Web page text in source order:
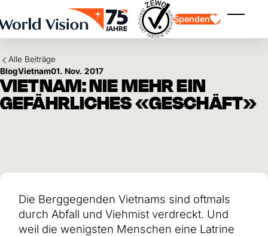
Spenden
Patenschaft für Kinder in Not
Testament und Legat
Philanthropie
Unternehmenskooperationen
Einsatzgebiete
Wirkung und Erfolge
Mittelverwendung
Jahresbericht und Finanzen
Alle Beiträge
BlogVietnam01. Nov. 2017
VIETNAM: NIE MEHR EIN
GEFÄHRLICHES «GESCHÄFT»
Die Berggegenden Vietnams sind oftmals
durch Abfall und Viehmist verdreckt. Und
weil die wenigsten Menschen eine Latrine